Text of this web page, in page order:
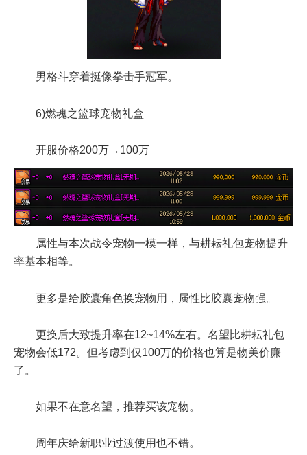
男格斗穿着挺像拳击手冠军。
6)燃魂之篮球宠物礼盒
开服价格200万→100万
属性与本次战令宠物一模一样，与耕耘礼包宠物提升
率基本相等。
更多是给胶囊角色换宠物用，属性比胶囊宠物强。
更换后大致提升率在12~14%左右。名望比耕耘礼包
宠物会低172。但考虑到仅100万的价格也算是物美价廉
了。
如果不在意名望，推荐买该宠物。
周年庆给新职业过渡使用也不错。